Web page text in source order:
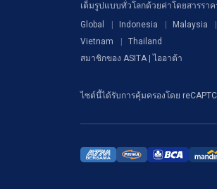
เต็มรูปแบบทั่วโลกด้วยค่าโดยสารรา
Global
Indonesia Malaysia
Vietnam
Thailand
สมาชิกของ ASITA | ไออาต้า
ไซต์นี้ได้รับการคุ้มครองโดย